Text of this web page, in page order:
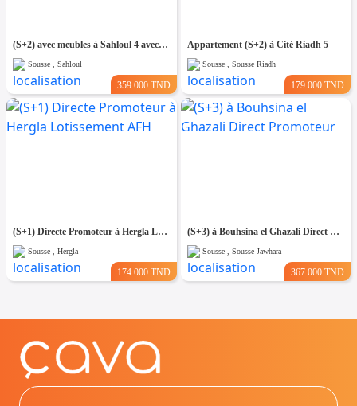
(S+2) avec meubles à Sahloul 4 avec Place de Parking
Sousse , Sahloul
359.000 TND
Appartement (S+2) à Cité Riadh 5
Sousse , Sousse Riadh
179.000 TND
(S+1) Directe Promoteur à Hergla Lotissement AFH
Sousse , Hergla
174.000 TND
(S+3) à Bouhsina el Ghazali Direct Promoteur
Sousse , Sousse Jawhara
367.000 TND